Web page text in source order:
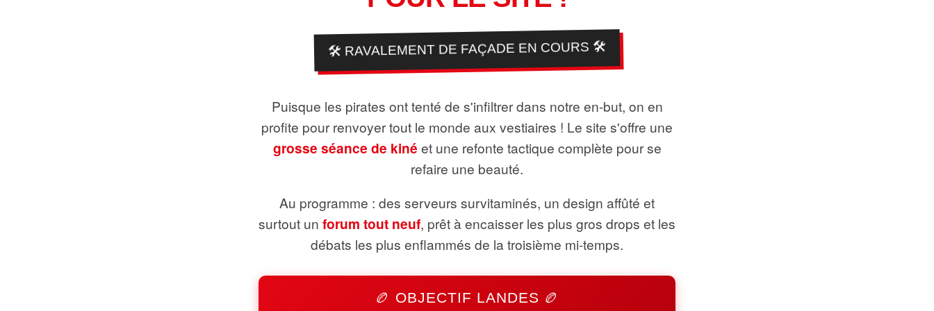
🛠️ RAVALEMENT DE FAÇADE EN COURS 🛠️
Puisque les pirates ont tenté de s'infiltrer dans notre en-but, on en
profite pour renvoyer tout le monde aux vestiaires ! Le site s'offre une
grosse séance de kiné et une refonte tactique complète pour se
refaire une beauté.
Au programme : des serveurs survitaminés, un design affûté et
surtout un forum tout neuf, prêt à encaisser les plus gros drops et les
débats les plus enflammés de la troisième mi-temps.
🏉 OBJECTIF LANDES 🏉